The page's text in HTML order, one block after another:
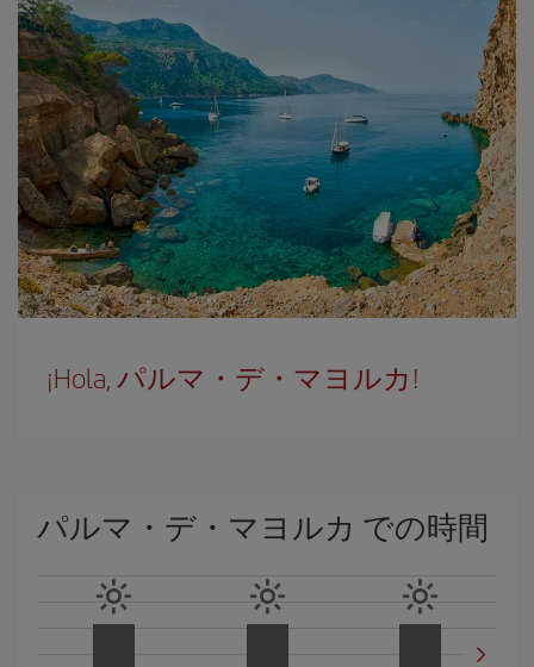
¡Hola, パルマ・デ・マヨルカ!
パルマ・デ・マヨルカ での時間